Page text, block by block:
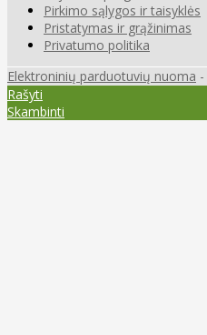
Pirkimo sąlygos ir taisyklės
Pristatymas ir grąžinimas
Privatumo politika
Elektroninių parduotuvių nuoma -
Rašyti
Skambinti